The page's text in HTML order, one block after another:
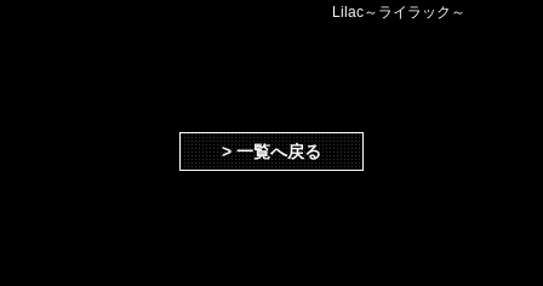
Lilac～ライラック～
> 一覧へ戻る